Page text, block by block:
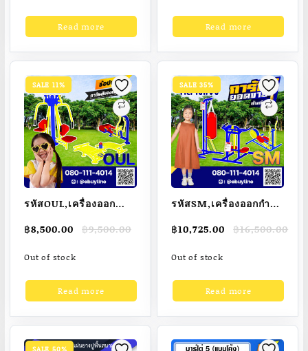
Read more Read more
SALE 11%
รหัสOUL,เครื่องออก
พิเศษเกรดA,โครงสร้าง
หลักท่อกลมขนาด 4
฿9,500.00
Original
was:
฿8,500.00
Current
is:
Out of stock
Read more
SALE 35%
รหัสSM,เครื่องออกกำลัง
มาตรฐาน
เกรดA,โครงสร้างหลัก
นิ้ว(Dia.60.5มม.)
฿16,500.00
Original
was:
฿10,725.00
Current
is:
Out of stock
Read more
SALE 50%